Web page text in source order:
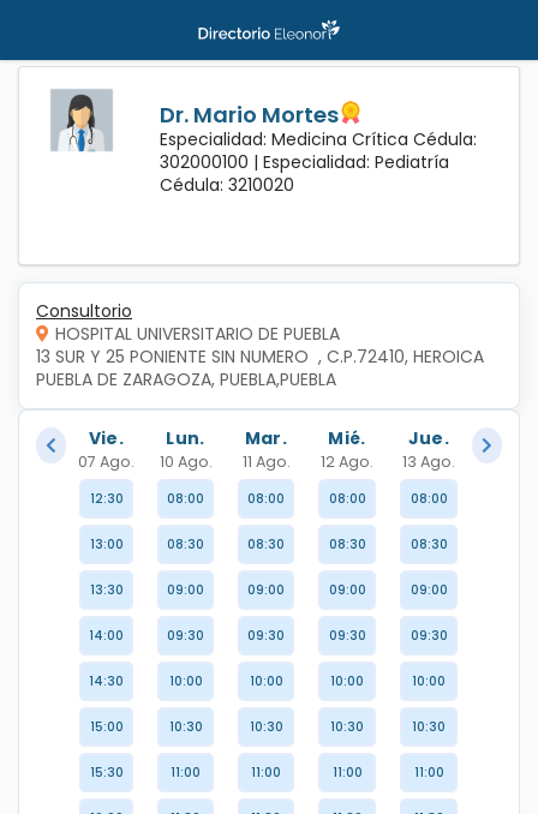
Dr. Mario Mortes
Especialidad: Medicina Crítica Cédula:
302000100 | Especialidad: Pediatría
Cédula: 3210020
Consultorio
HOSPITAL UNIVERSITARIO DE PUEBLA
13 SUR Y 25 PONIENTE SIN NUMERO  , C.P.72410, HEROICA
PUEBLA DE ZARAGOZA, PUEBLA,PUEBLA
Vie.
07 Ago.
Lun.
10 Ago.
Mar.
11 Ago.
Mié.
12 Ago.
Jue.
13 Ago.
12:30
13:00
13:30
14:00
14:30
15:00
15:30
08:00
08:30
09:00
09:30
10:00
10:30
11:00
08:00
08:30
09:00
09:30
10:00
10:30
11:00
08:00
08:30
09:00
09:30
10:00
10:30
11:00
08:00
08:30
09:00
09:30
10:00
10:30
11:00